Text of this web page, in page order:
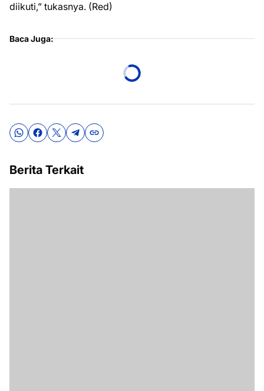
diikuti,” tukasnya. (Red)
Baca Juga:
Berita Terkait